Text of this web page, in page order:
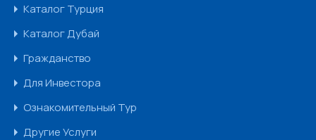
Каталог Турция
Каталог Дубай
Гражданство
Для Инвестора
Ознакомительный Тур
Другие Услуги